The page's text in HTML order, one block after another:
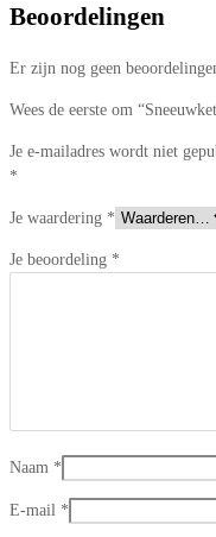
Beoordelingen
Er zijn nog geen
Wees de eerste om
Je e-mailadres wordt niet
*
Je waardering *
Je beoordeling *
Naam *
E-mail *